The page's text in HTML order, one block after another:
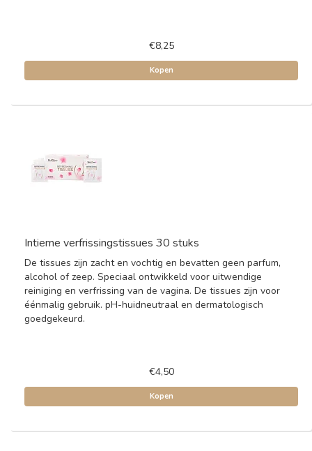
€8,25
Kopen
Intieme verfrissingstissues 30 stuks
De tissues zijn zacht en vochtig en bevatten geen parfum,
alcohol of zeep. Speciaal ontwikkeld voor uitwendige
reiniging en verfrissing van de vagina. De tissues zijn voor
éénmalig gebruik. pH-huidneutraal en dermatologisch
goedgekeurd.
€4,50
Kopen